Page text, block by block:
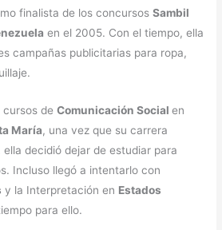
finalista de los concursosSambil
en el 2005. Con el tiempo, ella
campañas publicitarias para ropa,
cursos deComunicación Socialen
María, una vez que su carrera
decidió dejar de estudiar para
Incluso llegó a intentarlo con
y la Interpretación en Estados
para ello.